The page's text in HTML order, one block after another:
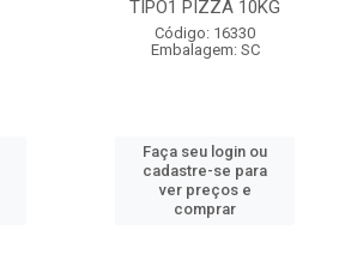
TIPO1 PIZZA 10KG
Código: 16330
Embalagem: SC
Faça seu login ou
cadastre-se para
ver preços e
comprar